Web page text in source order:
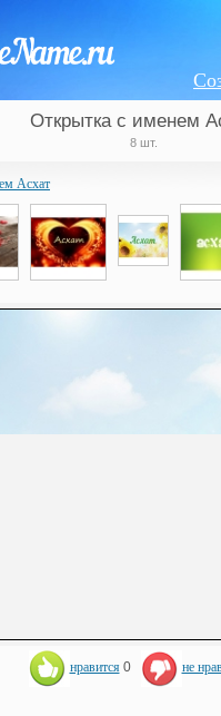
Открытка с именем
8 шт.
Асхат
нравится 0 не